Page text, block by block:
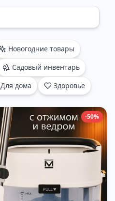
Новогодние товары
Садовый инвентарь
Для дома Здоровье
-50%